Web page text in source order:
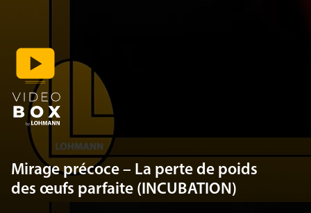
Mirage précoce – La perte de poids
des œufs parfaite (INCUBATION)